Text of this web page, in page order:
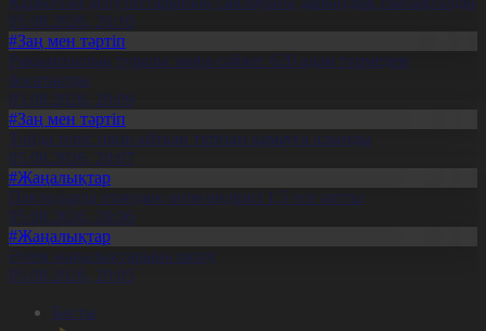
05.08.2026, 20:10
#Заң мен тәртіп
Рақымшылық туралы заңға сәйкес 620 адам түрмеден
босатылды
05.08.2026, 20:09
#Заң мен тәртіп
Тойда теріс пікір айтқан тұрғын қамауға алынды
05.08.2026, 20:07
#Жаңалықтар
Павлодарда отандық өнім өндірісі 1,5 есе артты
05.08.2026, 20:06
#Жаңалықтар
Әлем жаңалықтарына шолу
05.08.2026, 20:05
Басты